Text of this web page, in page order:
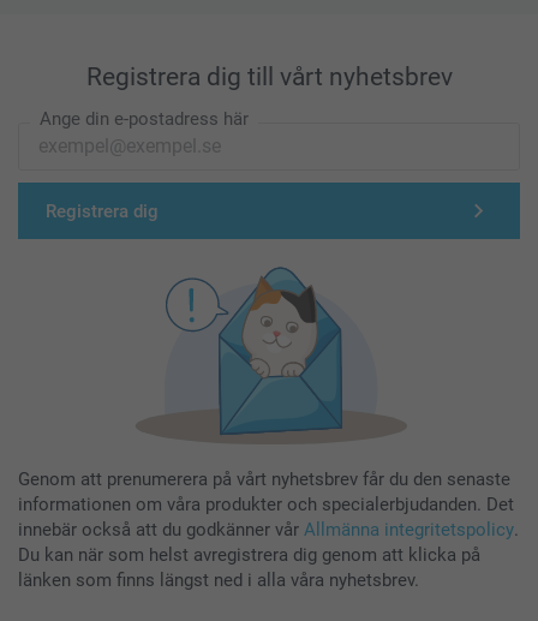
Registrera dig till vårt nyhetsbrev
Ange din e-postadress här
Registrera dig
Genom att prenumerera på vårt nyhetsbrev får du den senaste
informationen om våra produkter och specialerbjudanden. Det
innebär också att du godkänner vår Allmänna integritetspolicy.
Du kan när som helst avregistrera dig genom att klicka på
länken som finns längst ned i alla våra nyhetsbrev.